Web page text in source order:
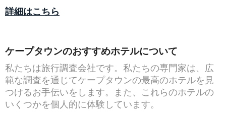
詳細はこちら
ケープタウンのおすすめホテルについて
私たちは旅行調査会社です。私たちの専門家は、広
範な調査を通じてケープタウンの最高のホテルを見
つけるお手伝いをします。また、これらのホテルの
いくつかを個人的に体験しています。